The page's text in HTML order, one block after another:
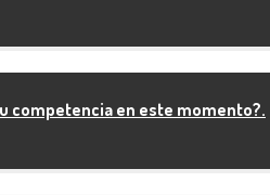
competencia en este momento?.